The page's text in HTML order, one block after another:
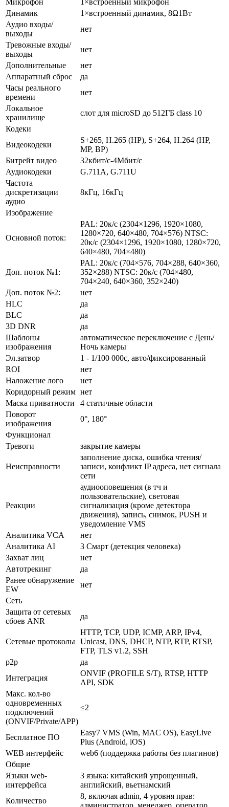
Микрофон
1×встроенный микрофон
Динамик
1×встроенный динамик, 8Ω1Вт
Аудио входы/
выходы
нет
Тревожные входы/
выходы
нет
Дополнительные
нет
Аппаратный сброс
да
Часы реального
времени
нет
Локальное
хранилище
слот для microSD до 512ГБ class 10
Кодеки
Видеокодеки
S+265, H.265 (HP), S+264, H.264 (HP,
MP, BP)
Битрейт видео
32кбит/с-4Мбит/с
Аудиокодеки
G.711A, G.711U
Частота
дискретизации
аудио
8кГц, 16кГц
Изображение
Основной поток:
PAL: 20к/c (2304×1296, 1920×1080,
1280×720, 640×480, 704×576) NTSC:
20к/c (2304×1296, 1920×1080, 1280×720,
640×480, 704×480)
Доп. поток №1:
PAL: 20к/c (704×576, 704×288, 640×360,
352×288) NTSC: 20к/c (704×480,
704×240, 640×360, 352×240)
Доп. поток №2:
нет
HLC
да
BLC
да
3D DNR
да
Шаблоны
изображения
автоматическое переключение с День/
Ночь камеры
Эл.затвор
1 - 1/100 000с, авто/фиксированный
ROI
нет
Наложение лого
нет
Коридорный режим нет
Маска приватности
4 cтатичные области
Поворот
изображения
0°, 180°
Функционал
Тревоги
закрытие камеры
Неисправности
заполнение диска, ошибка чтения/
записи, конфликт IP адреса, нет сигнала
сети
Реакции
аудиооповещения (в тч и
пользовательские), световая
сигнализация (кроме детектора
движения), запись, снимок, PUSH и
уведомление VMS
Аналитика VCA
нет
Аналитика AI
3 Смарт (детекция человека)
Захват лиц
нет
Автотрекинг
да
Ранее обнаружение
EW
нет
Сеть
Защита от сетевых
сбоев ANR
да
Сетевые протоколы
HTTP, TCP, UDP, ICMP, ARP, IPv4,
Unicast, DNS, DHCP, NTP, RTP, RTSP,
FTP, TLS v1.2, SSH
p2p
да
Интеграция
ONVIF (PROFILE S/T), RTSP, HTTP
API, SDK
Макс. кол-во
одновременных
подключений
(ONVIF/Private/APP)
≤2
Бесплатное ПО
Easy7 VMS (Win, MAC OS), EasyLive
Plus (Android, iOS)
WEB интерфейс
web6 (поддержка работы без плагинов)
Общие
Языки web-
интерфейса
3 языка: китайский упрощенный,
английский, вьетнамский
Количество
8, включая admin, 4 уровня прав: